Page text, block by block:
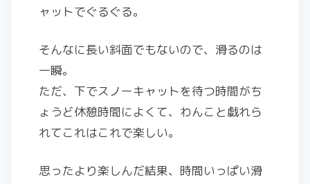
ャットでぐるぐる。
そんなに長い斜面でもないので、滑るのは
一瞬。
ただ、下でスノーキャットを待つ時間がち
ょうど休憩時間によくて、わんこと戯れら
れてこれはこれで楽しい。
思ったより楽しんだ結果、時間いっぱい滑